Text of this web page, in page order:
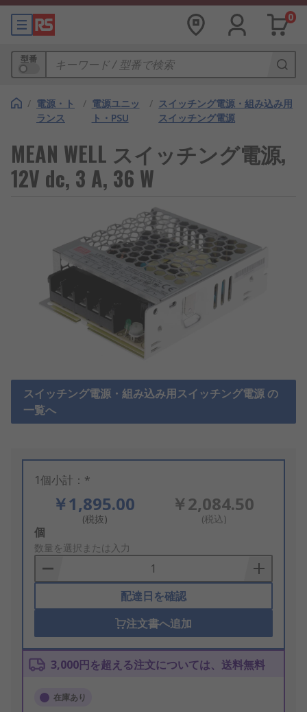
0
型番
/ 電源・ト
ランス
/ 電源ユニッ
ト・PSU
/ スイッチング電源・組み込み用
スイッチング電源
MEAN WELL スイッチング電源,
12V dc, 3 A, 36 W
スイッチング電源・組み込み用スイッチング電源 の
一覧へ
1個小計：*
￥1,895.00
(税抜)
￥2,084.50
(税込)
Add
to
Basket
個
数量を選択または入力
配達日を確認
注文書へ追加
3,000円を超える注文については、送料無料
在庫あり